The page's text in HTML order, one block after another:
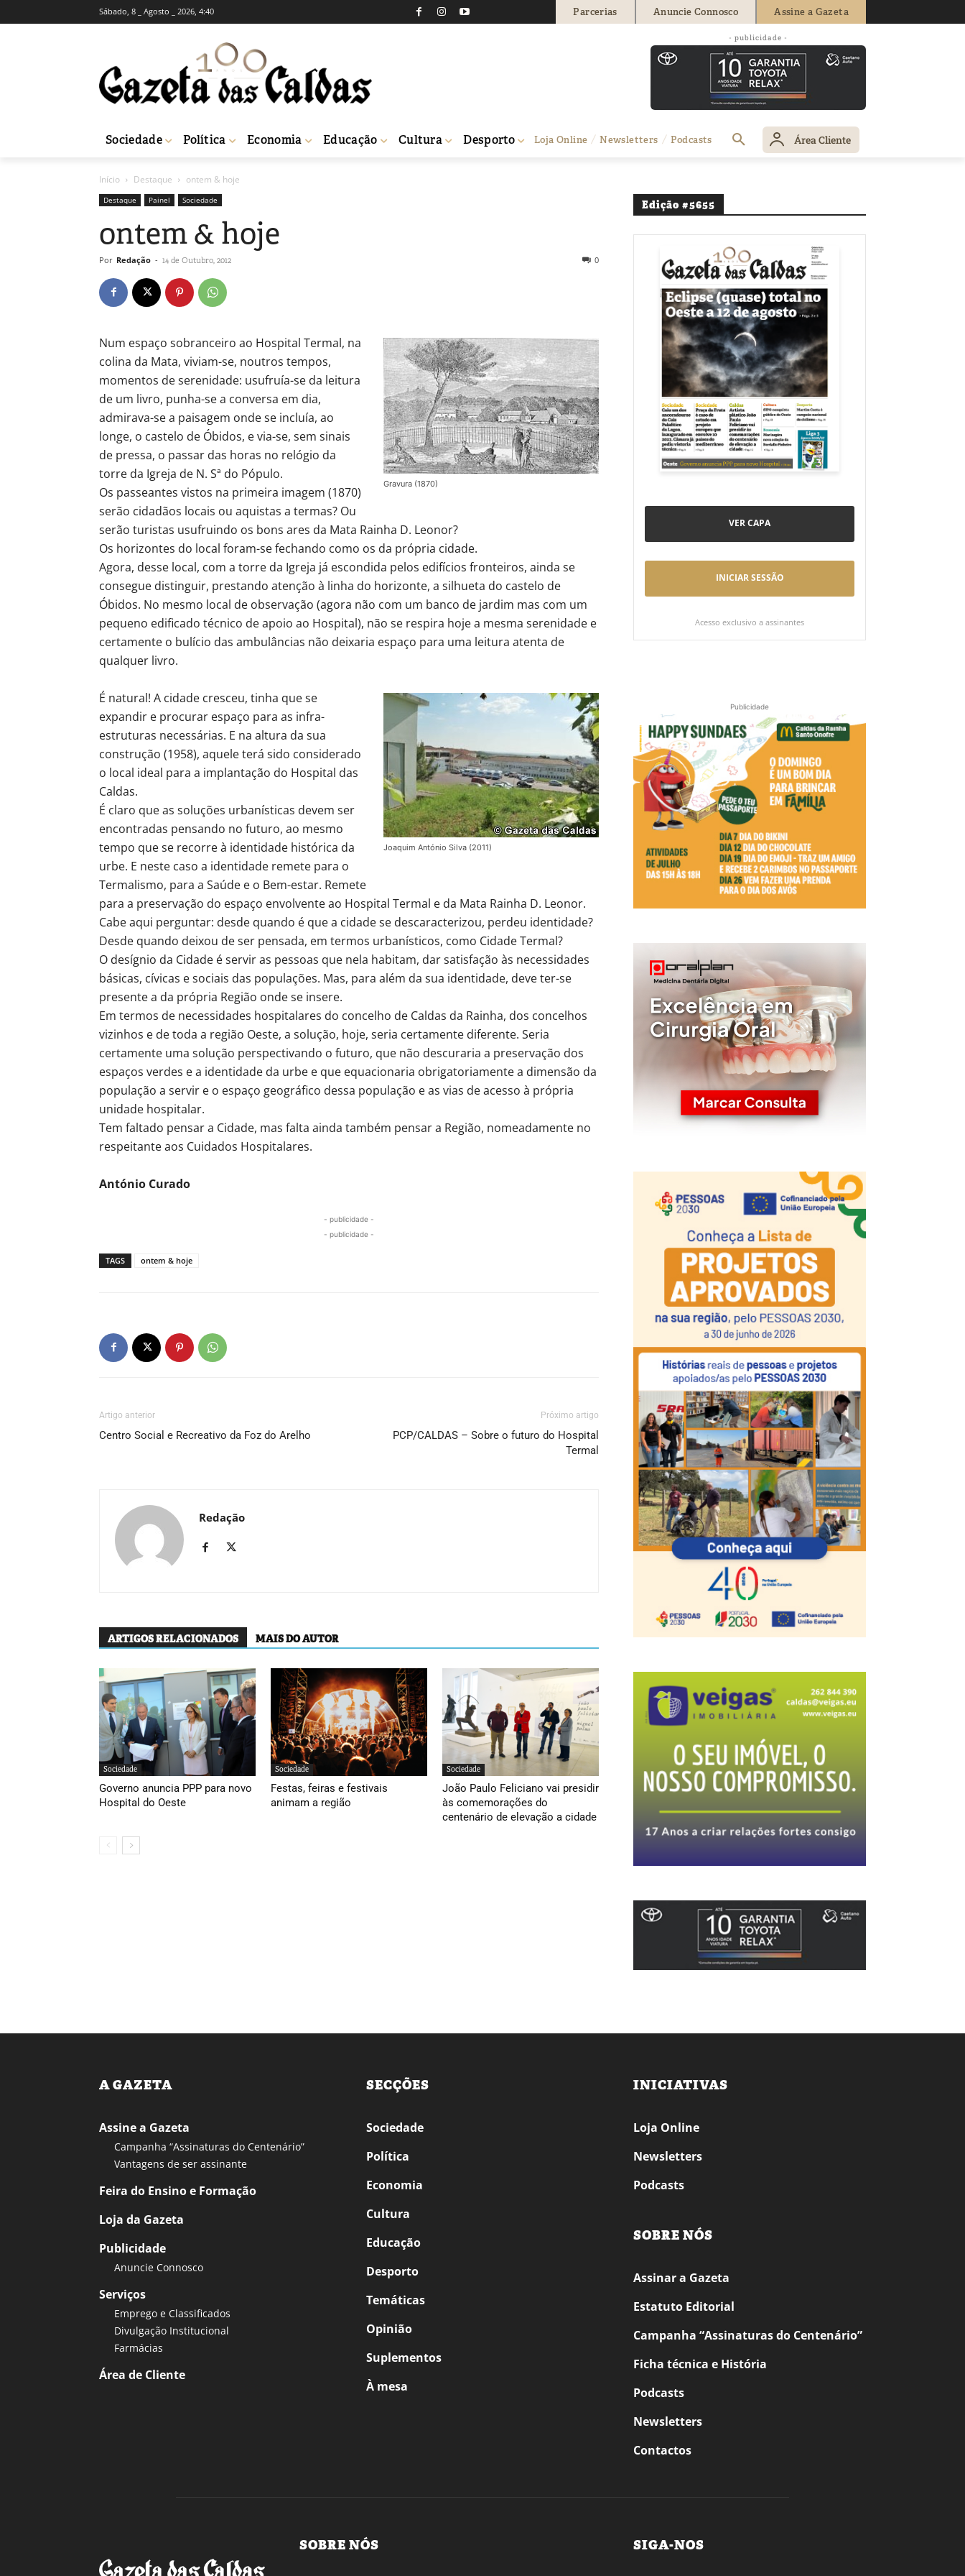
Sábado, 8 _ Agosto _ 2026, 4:40 Parcerias Anuncie Connosco Assine a Gazeta
- publicidade -
Sociedade Política Economia Educação Cultura Desporto Loja Online Newsletters Podcasts Área Cliente
Início Destaque ontem & hoje
Destaque Painel Sociedade
ontem & hoje
Por Redação - 14 de Outubro, 2012 0
Gravura (1870)
Num espaço sobranceiro ao Hospital Termal, na
colina da Mata, viviam-se, noutros tempos,
momentos de serenidade: usufruía-se da leitura
de um livro, punha-se a conversa em dia,
admirava-se a paisagem onde se incluía, ao
longe, o castelo de Óbidos, e via-se, sem sinais
de pressa, o passar das horas no relógio da
torre da Igreja de N. Sª do Pópulo.
Os passeantes vistos na primeira imagem (1870)
serão cidadãos locais ou aquistas a termas? Ou
serão turistas usufruindo os bons ares da Mata Rainha D. Leonor?
Os horizontes do local foram-se fechando como os da própria cidade.
Agora, desse local, com a torre da Igreja já escondida pelos edifícios fronteiros, ainda se
consegue distinguir, prestando atenção à linha do horizonte, a silhueta do castelo de
Óbidos. No mesmo local de observação (agora não com um banco de jardim mas com um
pequeno edificado técnico de apoio ao Hospital), não se respira hoje a mesma serenidade e
certamente o bulício das ambulâncias não deixaria espaço para uma leitura atenta de
qualquer livro.
Joaquim António Silva (2011)
É natural! A cidade cresceu, tinha que se
expandir e procurar espaço para as infra-
estruturas necessárias. E na altura da sua
construção (1958), aquele terá sido considerado
o local ideal para a implantação do Hospital das
Caldas.
É claro que as soluções urbanísticas devem ser
encontradas pensando no futuro, ao mesmo
tempo que se recorre à identidade histórica da
urbe. E neste caso a identidade remete para o
Termalismo, para a Saúde e o Bem-estar. Remete
para a preservação do espaço envolvente ao Hospital Termal e da Mata Rainha D. Leonor.
Cabe aqui perguntar: desde quando é que a cidade se descaracterizou, perdeu identidade?
Desde quando deixou de ser pensada, em termos urbanísticos, como Cidade Termal?
O desígnio da Cidade é servir as pessoas que nela habitam, dar satisfação às necessidades
básicas, cívicas e sociais das populações. Mas, para além da sua identidade, deve ter-se
presente a da própria Região onde se insere.
Em termos de necessidades hospitalares do concelho de Caldas da Rainha, dos concelhos
vizinhos e de toda a região Oeste, a solução, hoje, seria certamente diferente. Seria
certamente uma solução perspectivando o futuro, que não descuraria a preservação dos
espaços verdes e a identidade da urbe e que equacionaria obrigatoriamente a dimensão da
população a servir e o espaço geográfico dessa população e as vias de acesso à própria
unidade hospitalar.
Tem faltado pensar a Cidade, mas falta ainda também pensar a Região, nomeadamente no
respeitante aos Cuidados Hospitalares.
António Curado
- publicidade -
- publicidade -
TAGS ontem & hoje
Artigo anterior
Centro Social e Recreativo da Foz do Arelho
Próximo artigo
PCP/CALDAS – Sobre o futuro do Hospital
Termal
Redação
ARTIGOS RELACIONADOS MAIS DO AUTOR
Sociedade
Governo anuncia PPP para novo
Hospital do Oeste
Sociedade
Festas, feiras e festivais
animam a região
Sociedade
João Paulo Feliciano vai presidir
às comemorações do
centenário de elevação a cidade
Edição #5655
VER CAPA
INICIAR SESSÃO
Acesso exclusivo a assinantes
Publicidade
A GAZETA
Assine a Gazeta
Campanha “Assinaturas do Centenário”
Vantagens de ser assinante
Feira do Ensino e Formação
Loja da Gazeta
Publicidade
Anuncie Connosco
Serviços
Emprego e Classificados
Divulgação Institucional
Farmácias
Área de Cliente
SECÇÕES
Sociedade
Política
Economia
Cultura
Educação
Desporto
Temáticas
Opinião
Suplementos
À mesa
INICIATIVAS
Loja Online
Newsletters
Podcasts
SOBRE NÓS
Assinar a Gazeta
Estatuto Editorial
Campanha “Assinaturas do Centenário”
Ficha técnica e História
Podcasts
Newsletters
Contactos
SOBRE NÓS SIGA-NOS